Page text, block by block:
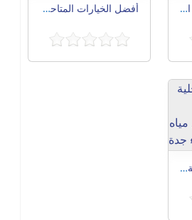
علامات زيادة الأحمال الكهربائية في المنزل وطريقة توزيع الأجهزة بأمان أفضل الخيارات المتاحة لاستقدام العمالة المنزلية في العاصمة: دليلك الشامل للاستقرار الأسري
الريان وايت مياة تحلية جدة 0540415179 – خدمة موثوقة لتوصيل مياه التحلية في جميع أحياء جدة